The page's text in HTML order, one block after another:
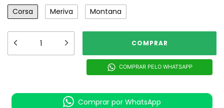
Corsa Meriva Montana
COMPRAR PELO WHATSAPP
Comprar por WhatsApp